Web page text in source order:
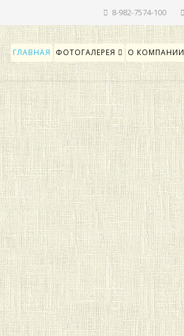
8-982-7574-100
ГЛАВНАЯ ФОТОГАЛЕРЕЯ О КОМПАНИИ